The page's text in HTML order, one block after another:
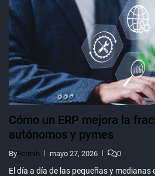
Cómo un ERP mejora la
autónomos y pymes
ByFermín mayo 27, 2026 0
El día a día de las pequeñas y medianas